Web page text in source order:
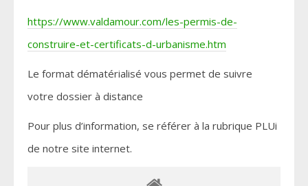
https://www.valdamour.com/les-permis-de-
construire-et-certificats-d-urbanisme.htm
Le format dématérialisé vous permet de suivre
votre dossier à distance
Pour plus d’information, se référer à la rubrique PLUi
de notre site internet.